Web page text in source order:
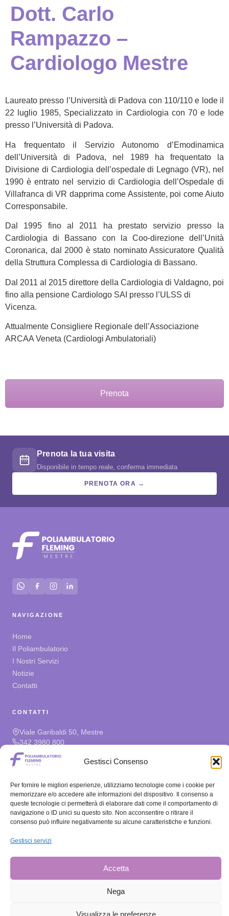
Gestisci Consenso
Per fornire le migliori esperienze, utilizziamo tecnologie come i cookie per
memorizzare e/o accedere alle informazioni del dispositivo. Il consenso a
queste tecnologie ci permetterà di elaborare dati come il comportamento di
navigazione o ID unici su questo sito. Non acconsentire o ritirare il
consenso può influire negativamente su alcune caratteristiche e funzioni.
Gestisci servizi
Accetta
Nega
Visualizza le preferenze
Dott. Carlo
Rampazzo –
Cardiologo Mestre
Laureato presso l’Università di Padova con 110/110 e lode il
22 luglio 1985, Specializzato in Cardiologia con 70 e lode
presso l’Università di Padova.
Ha frequentato il Servizio Autonomo d’Emodinamica
dell’Università di Padova, nel 1989 ha frequentato la
Divisione di Cardiologia dell’ospedale di Legnago (VR), nel
1990 è entrato nel servizio di Cardiologia dell’Ospedale di
Villafranca di VR dapprima come Assistente, poi come Aiuto
Corresponsabile.
Dal 1995 fino al 2011 ha prestato servizio presso la
Cardiologia di Bassano con la Coo-direzione dell’Unità
Coronarica, dal 2000 è stato nominato Assicuratore Qualità
della Struttura Complessa di Cardiologia di Bassano.
Dal 2011 al 2015 direttore della Cardiologia di Valdagno, poi
fino alla pensione Cardiologo SAI presso l’ULSS di
Vicenza.
Attualmente Consigliere Regionale dell’Associazione
ARCAA Veneta (Cardiologi Ambulatoriali)
Prenota
Prenota la tua visita
Disponibile in tempo reale, conferma immediata
PRENOTA ORA →
NAVIGAZIONE
Home
Il Poliambulatorio
I Nostri Servizi
Notizie
Contatti
CONTATTI
Viale Garibaldi 50, Mestre
342 3980 800
prenota@poliambulatoriofleming.it
Lun – Ven
08:30–13:00 / 14:00–19:00
Sabato
08:30–11:30
Domenica
Chiuso
PRIVACY E MODULI
Informativa Privacy e Cookie